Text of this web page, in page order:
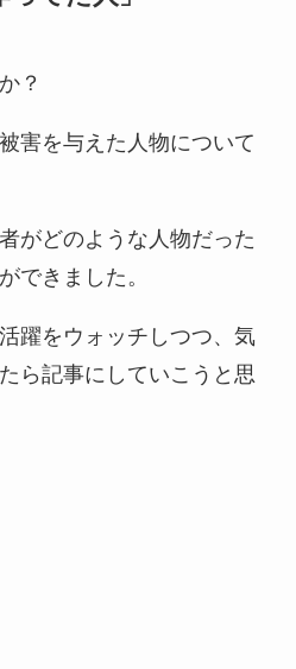
？
害を与えた人物について
がどのような人物だった
できました。
躍をウォッチしつつ、気
ら記事にしていこうと思